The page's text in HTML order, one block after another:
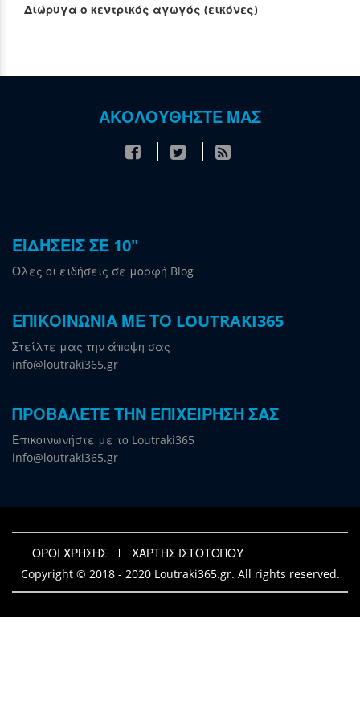
Διώρυγα ο κεντρικός αγωγός (εικόνες)
ΑΚΟΛΟΥΘΗΣΤΕ ΜΑΣ
ΕΙΔΗΣΕΙΣ ΣΕ 10"
Όλες οι ειδήσεις σε μορφή Blog
ΕΠΙΚΟΙΝΩΝΙΑ ΜΕ ΤΟ LOUTRAKI365
Στείλτε μας την άποψη σας
info@loutraki365.gr
ΠΡΟΒΑΛΕΤΕ ΤΗΝ ΕΠΙΧΕΙΡΗΣΗ ΣΑΣ
Επικοινωνήστε με το Loutraki365
info@loutraki365.gr
ΟΡΟΙ ΧΡΗΣΗΣ
ΧΑΡΤΗΣ ΙΣΤΟΤΟΠΟΥ
Copyright © 2018 - 2020 Loutraki365.gr. All rights reserved.